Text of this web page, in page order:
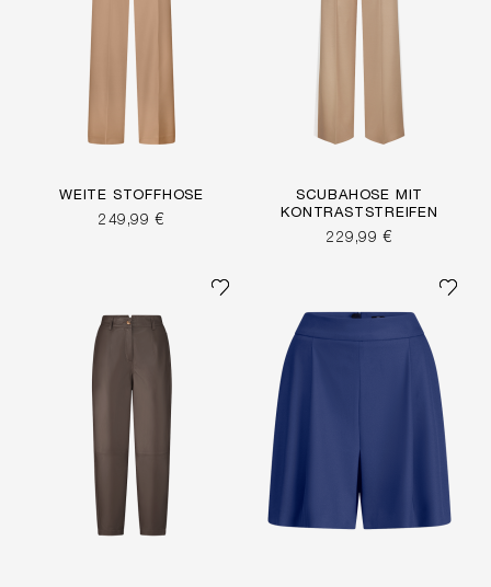
WEITE STOFFHOSE
249,99 €
SCUBAHOSE MIT
KONTRASTSTREIFEN
229,99 €